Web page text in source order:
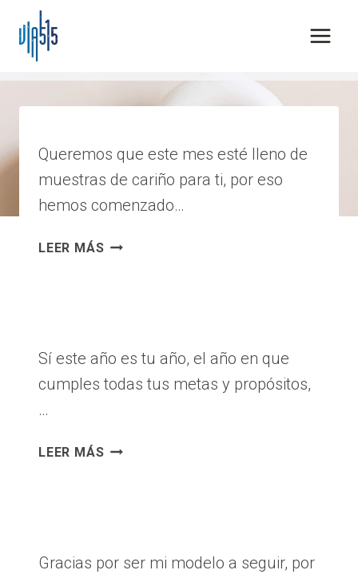
Saltar
contenido
principal
Queremos que este mes esté lleno de
muestras de cariño para ti, por eso
hemos comenzado…
LEER MÁS AMOR
Sí este año es tu año, el año en que
cumples todas tus metas y propósitos,
…
LEER MÁS FELIZ
Gracias por ser mi modelo a seguir, por